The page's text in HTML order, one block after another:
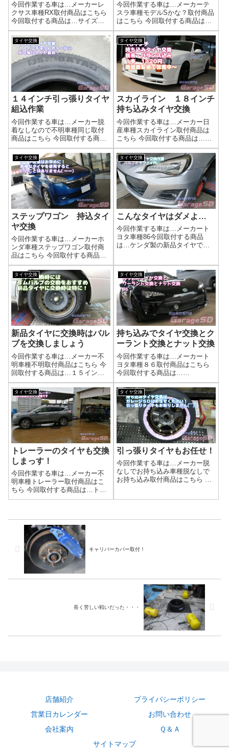
今回作業する車は…メーカーレ
クサス車種RX取付商品はこちら
今回取付する商品は…サイズを
調べて、コスパの良いタイヤを
購入しましたてか空気が抜けて
からどんだけ走ったのでしょう
か・・・(-_-;)音も酷かったはず
だし、真っすぐ走らなかったは
ず(...
今回作業する車は…メーカーテ
スラ車種モデルSかな？取付商品
はこちら 今回取付する商品は…
持ち込みタイヤタイヤ交換作業
テスラモーターズのタイヤ交換
は最近増えてきましたね。ジャ
ッキポイントが専用の物がある
ので、タイヤ交換時には忘れな
いようにして...
タイヤ交換
１４インチ引っ張りタイヤ
組込作業
今回作業する車は…メーカー脱
着なしなので不明車種同じ取付
商品はこちら 今回取付する商品
は…シバタイヤ 225/50R14作業
写真タイヤチェンジャーに取り
付けるとリムの深さが・・・作
業完了このタイヤはローテーシ
ョンありなので、早めに裏組し
まし...
タイヤ交換
スカイライン １８インチ
持ち込みタイヤ交換
今回作業する車は…メーカー日
産車種スカイライン取付商品は
こちら 今回取付する商品は…
ZTS-7000 235/40R18作業写真
少し引っ張りですが、これくら
いは何ら問題ありません( ﾟДﾟ)タ
イヤ交換の工賃は？下記リンク
で工賃検索できます(...
タイヤ交換
ステップワゴン 持込タイ
ヤ交換
今回作業する車は…メーカーホ
ンダ車種ステップワゴン取付商
品はこちら 今回取付する商品
は…YOKOHAMA BlueEarth RV
RV03 205/60R16作業写真古いタ
イヤは危険です。タイヤ交換の
工賃は？新品タイヤで安心のド
ライブを！...
タイヤ交換
こんなタイヤはダメよ…
今回作業する車は…メーカート
ヨタ車種86今回取付する商品
は…ケンダ製の新品タイヤで
使ってはダメです！作業写真新
品タイヤに交換する時にはバル
ブ交換も一緒にしましょうね。
持ち込みタ...
タイヤ交換
新品タイヤに交換時はバル
ブを交換しましょう
今回作業する車は…メーカー不
明車種不明取付商品はこちら 今
回取付する商品は…１５インチ
一見平気そうなこのバルブも…
作業写真こんな状態でした( 一
一)バルブはタイヤを外さないと
交換できないので、タイヤ交換
時に取り換えてしまうのが良い
です。持ち...
タイヤ交換
持ち込みでタイヤ交換とク
ーラント交換とナット交換
今回作業する車は…メーカート
ヨタ車種８６取付商品はこちら
今回取付する商品は…
NANKAN 225/40ZR18
NS2R ハイグリップのタイヤで
すね作業写真ナットも新調しま
したよ～('ω')ノ持ち込みタイヤ交
換、地域最安値に挑戦！プロの
技...
タイヤ交換
トレーラーのタイヤも交換
しまっす！
今回作業する車は…メーカー不
明車種トレーラー取付商品はこ
ちら 今回取付する商品は…トレ
ーラー用 LTタイヤ 145/80R12
直送の仕方も↓から作業...
タイヤ交換
引っ張りタイヤもお任せ！
今回作業する車は…メーカー脱
なしでお持ち込み車種脱なしで
お持ち込み取付商品はこちら 今
空気が入りにくい場合が...
キャリパーカバー取付！
長く苦しい戦いだった・・・
店舗紹介
プライバシーポリシー
営業日カレンダー
お問い合わせ
会社案内
Ｑ＆Ａ
サイトマップ